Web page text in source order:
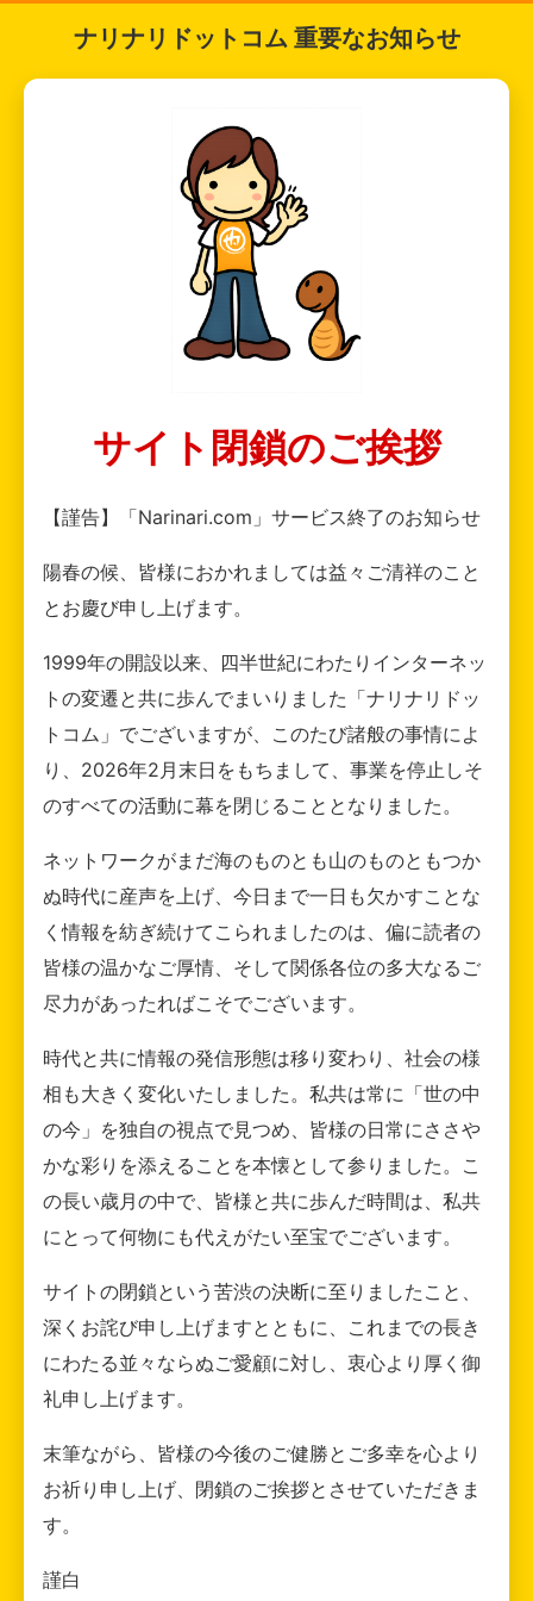
ナリナリドットコム 重要なお知らせ
サイト閉鎖のご挨拶
【謹告】「Narinari.com」サービス終了のお知らせ
陽春の候、皆様におかれましては益々ご清祥のこと
とお慶び申し上げます。
1999年の開設以来、四半世紀にわたりインターネッ
トの変遷と共に歩んでまいりました「ナリナリドッ
トコム」でございますが、このたび諸般の事情によ
り、2026年2月末日をもちまして、事業を停止しそ
のすべての活動に幕を閉じることとなりました。
ネットワークがまだ海のものとも山のものともつか
ぬ時代に産声を上げ、今日まで一日も欠かすことな
く情報を紡ぎ続けてこられましたのは、偏に読者の
皆様の温かなご厚情、そして関係各位の多大なるご
尽力があったればこそでございます。
時代と共に情報の発信形態は移り変わり、社会の様
相も大きく変化いたしました。私共は常に「世の中
の今」を独自の視点で見つめ、皆様の日常にささや
かな彩りを添えることを本懐として参りました。こ
の長い歳月の中で、皆様と共に歩んだ時間は、私共
にとって何物にも代えがたい至宝でございます。
サイトの閉鎖という苦渋の決断に至りましたこと、
深くお詫び申し上げますとともに、これまでの長き
にわたる並々ならぬご愛顧に対し、衷心より厚く御
礼申し上げます。
末筆ながら、皆様の今後のご健勝とご多幸を心より
お祈り申し上げ、閉鎖のご挨拶とさせていただきま
す。
謹白